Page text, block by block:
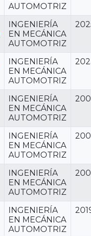
AUTOMOTRIZ
INGENIERÍA
EN MECÁNICA
AUTOMOTRIZ
INGENIERÍA
EN MECÁNICA
AUTOMOTRIZ
INGENIERÍA
EN MECÁNICA
AUTOMOTRIZ
INGENIERÍA
EN MECÁNICA
AUTOMOTRIZ
INGENIERÍA
EN MECÁNICA
AUTOMOTRIZ
INGENIERÍA
EN MECÁNICA
AUTOMOTRIZ